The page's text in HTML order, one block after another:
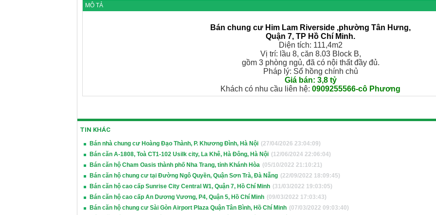
MÔ TẢ
Bán chung cư Him Lam Riverside ,phường Tân Hưng,
Quận 7, TP Hồ Chí Minh.
Diện tích: 111,4m2
Vị trí: lầu 8, căn 8.03 Block B,
gồm 3 phòng ngủ, đã có nội thất đầy đủ.
Pháp lý: Sổ hồng chính chủ
Giá bán: 3,8 tỷ
Khách có nhu cầu liên hệ: 0909255566-cô Phương
TIN KHÁC
Bán nhà chung cư Hoàng Đạo Thành, P. Khương Đình, Hà Nội (27/04/2026 23:04:09)
Bán căn A-1808, Toà CT1-102 Usilk city, La Khê, Hà Đông, Hà Nội (12/06/2024 22:06:04)
Bán căn hộ Cham Oasis thành phố Nha Trang, tỉnh Khánh Hòa (05/10/2022 21:10:21)
Bán căn hộ chung cư tại Đường Ngô Quyền, Quận Sơn Trà, Đà Nẵng (22/09/2022 18:09:45)
Bán căn hộ cao cấp Sunrise City Central W1, Quận 7, Hồ Chí Minh (31/03/2022 19:03:05)
Bán căn hộ cao cấp An Dương Vương, P4, Quận 5, Hồ Chí Minh (09/03/2022 17:03:43)
Bán căn hộ chung cư Sài Gòn Airport Plaza Quận Tân Bình, Hồ Chí Minh (07/03/2022 09:03:40)